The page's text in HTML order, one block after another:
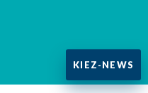
KIEZ-NEWS